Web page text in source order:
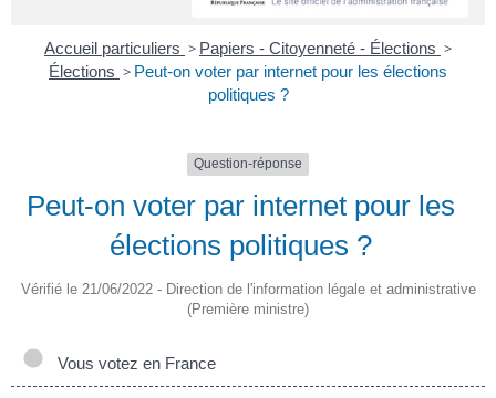
Accueil particuliers > Papiers - Citoyenneté - Élections >
Élections > Peut-on voter par internet pour les élections
politiques ?
Question-réponse
Peut-on voter par internet pour les
élections politiques ?
Vérifié le 21/06/2022 - Direction de l'information légale et administrative
(Première ministre)
Vous votez en France